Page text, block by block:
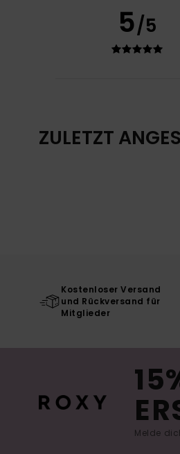
5/5
ZULETZT
Kostenloser Versand
und Rückversand für
Mitglieder
Melde